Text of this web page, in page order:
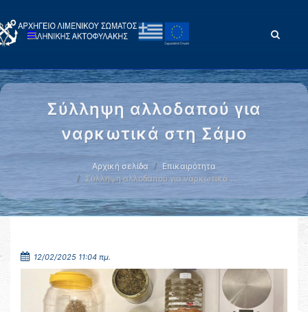
Σύλληψη αλλοδαπού για
ναρκωτικά στη Σάμο
Αρχική σελίδα
Επικαιρότητα
Σύλληψη αλλοδαπού για ναρκωτικά …
12/02/2025 11:04 πμ.